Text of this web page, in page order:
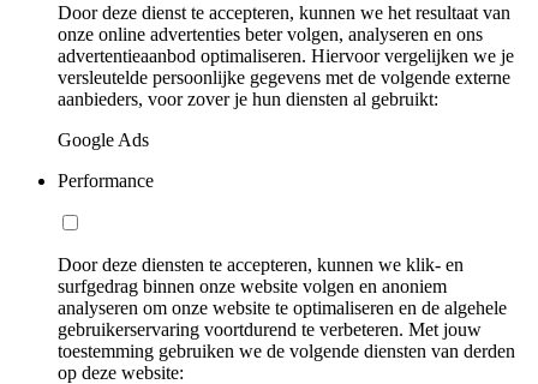
Door deze dienst te accepteren, kunnen we het resultaat van
onze online advertenties beter volgen, analyseren en ons
advertentieaanbod optimaliseren. Hiervoor vergelijken we je
versleutelde persoonlijke gegevens met de volgende externe
aanbieders, voor zover je hun diensten al gebruikt:
Google Ads
Performance
Door deze diensten te accepteren, kunnen we klik- en
surfgedrag binnen onze website volgen en anoniem
analyseren om onze website te optimaliseren en de algehele
gebruikerservaring voortdurend te verbeteren. Met jouw
toestemming gebruiken we de volgende diensten van derden
op deze website: